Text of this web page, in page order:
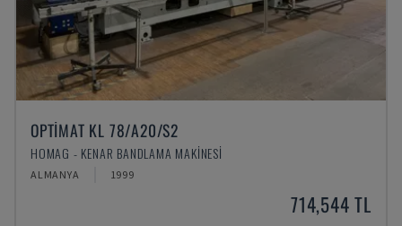
OPTIMAT KL 78/A20/S2
HOMAG - KENAR BANDLAMA MAKINESI
ALMANYA 1999
714,544 TL